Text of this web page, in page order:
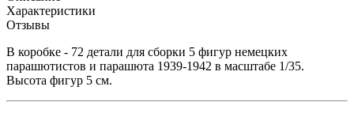
Характеристики
Отзывы
В коробке - 72 детали для сборки 5 фигур немецких
парашютистов и парашюта 1939-1942 в масштабе 1/35.
Высота фигур 5 см.